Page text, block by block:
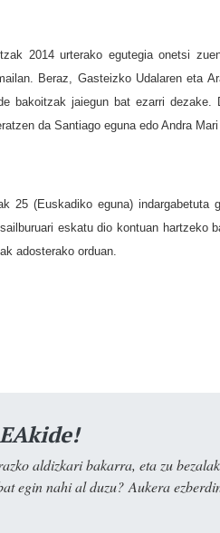
2014 urterako egutegia onetsi
Beraz, Gasteizko Udalaren eta
bakoitzak jaiegun bat ezarri dezake.
da Santiago eguna edo Andra
25 (Euskadiko eguna) indargabetuta
eskatu dio kontuan hartzeko
adosterako orduan.
aldizkari bakarra, eta zu
egin nahi al duzu? Aukera